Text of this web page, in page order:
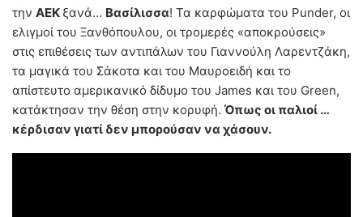
την ΑΕΚ ξανά… Βασίλισσα! Τα καρφώματα του Punder, οι
ελιγμοί του Ξανθόπουλου, οι τρομερές «αποκρούσεις»
στις επιθέσεις των αντιπάλων του Γιαννούλη Λαρεντζάκη,
τα μαγικά του Σάκοτα και του Μαυροειδή και το
απίστευτο αμερικανικό δίδυμο του James και του Green,
κατάκτησαν την θέση στην κορυφή. Όπως οι παλιοί …
κέρδισαν γιατί δεν μπορούσαν να χάσουν.